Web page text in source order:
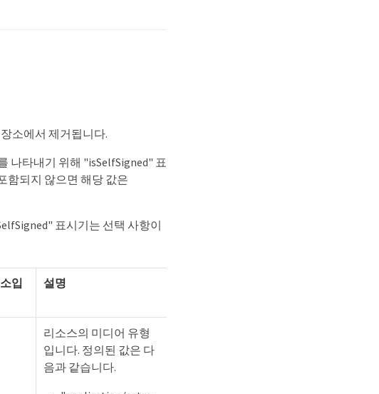
소에서 제거됩니다.
나타내기 위해 "isSelfSigned" 표
함되지 않으면 해당 값은
표시기는 선택 사항이
입
설명
리소스의 미디어 유형
입니다. 정의된 값은 다
음과 같습니다.